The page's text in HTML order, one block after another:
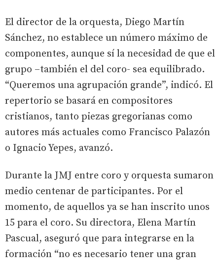
El director de la orquesta, Diego Martín
Sánchez, no establece un número máximo de
componentes, aunque sí la necesidad de que el
grupo –también el del coro- sea equilibrado.
“Queremos una agrupación grande”, indicó. El
repertorio se basará en compositores
cristianos, tanto piezas gregorianas como
autores más actuales como Francisco Palazón
o Ignacio Yepes, avanzó.
Durante la JMJ entre coro y orquesta sumaron
medio centenar de participantes. Por el
momento, de aquellos ya se han inscrito unos
15 para el coro. Su directora, Elena Martín
Pascual, aseguró que para integrarse en la
formación “no es necesario tener una gran